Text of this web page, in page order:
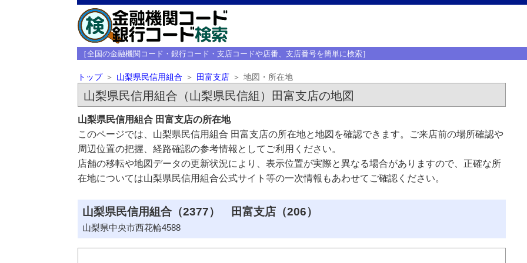
［全国の金融機関コード・銀行コード・支店コードや店番、支店番号を簡単に検索］
トップ 山梨県民信用組合 田富支店 地図・所在地
山梨県民信用組合（山梨県民信組）田富支店の地図
山梨県民信用組合 田富支店の所在地
このページでは、山梨県民信用組合 田富支店の所在地と地図を確認できます。ご来店前の場所確認や
周辺位置の把握、経路確認の参考情報としてご利用ください。
店舗の移転や地図データの更新状況により、表示位置が実際と異なる場合がありますので、正確な所
在地については山梨県民信用組合公式サイト等の一次情報もあわせてご確認ください。
山梨県民信用組合（2377） 田富支店（206）
山梨県中央市西花輪4588